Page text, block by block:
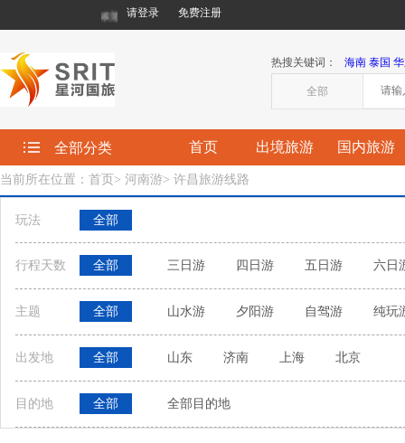
欢迎您来到星河国际旅行社有限责任公司!
请登录 免费注册
热搜关键词： 海南 泰国
全部
全部分类 首页 出境旅游 国内旅游
当前所在位置：首页 > 河南游> 许昌旅游线路
玩法 全部
行程天数 全部 三日游 四日游 五日游 六日
主题 全部 山水游 夕阳游 自驾游 纯玩
出发地 全部 山东 济南 上海 北京
目的地 全部 全部目的地